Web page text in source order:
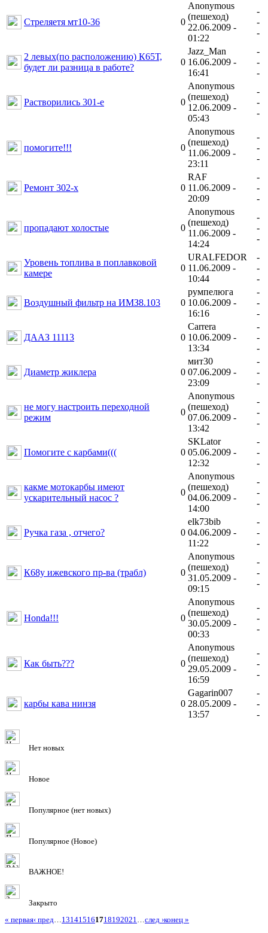
Стреляетя мт10-36 0
Anonymous
(пешеход)
22.06.2009 -
01:22
-
-
-
2 левых(по расположению) К65Т,
будет ли разница в работе?
0
Jazz_Man
16.06.2009 -
16:41
-
-
-
Растворились 301-е 0
Anonymous
(пешеход)
12.06.2009 -
05:43
-
-
-
помогите!!! 0
Anonymous
(пешеход)
11.06.2009 -
23:11
-
-
-
Ремонт 302-х 0
RAF
11.06.2009 -
20:09
-
-
-
пропадают холостые 0
Anonymous
(пешеход)
11.06.2009 -
14:24
-
-
-
Уровень топлива в поплавковой
камере
0
URALFEDOR
11.06.2009 -
10:44
-
-
-
Воздушный фильтр на ИМЗ8.103 0
румпелюга
10.06.2009 -
16:16
-
-
-
ДААЗ 11113 0
Carrera
10.06.2009 -
13:34
-
-
-
Диаметр жиклера 0
мит30
07.06.2009 -
23:09
-
-
-
не могу настроить переходной
режим
0
Anonymous
(пешеход)
07.06.2009 -
13:42
-
-
-
Помогите с карбами((( 0
SKLator
05.06.2009 -
12:32
-
-
-
какме мотокарбы имеют
ускарительный насос ?
0
Anonymous
(пешеход)
04.06.2009 -
14:00
-
-
-
Ручка газа , отчего? 0
elk73bib
04.06.2009 -
11:22
-
-
-
К68у ижевского пр-ва (трабл) 0
Anonymous
(пешеход)
31.05.2009 -
09:15
-
-
-
Honda!!! 0
Anonymous
(пешеход)
30.05.2009 -
00:33
-
-
-
Как быть??? 0
Anonymous
(пешеход)
29.05.2009 -
16:59
-
-
-
карбы кава нинзя 0
Gagarin007
28.05.2009 -
13:57
-
-
-
Нет новых
Новое
Популярное (нет новых)
Популярное (Новое)
ВАЖНОЕ!
Закрыто
« первая‹ пред…131415161718192021…след ›конец »